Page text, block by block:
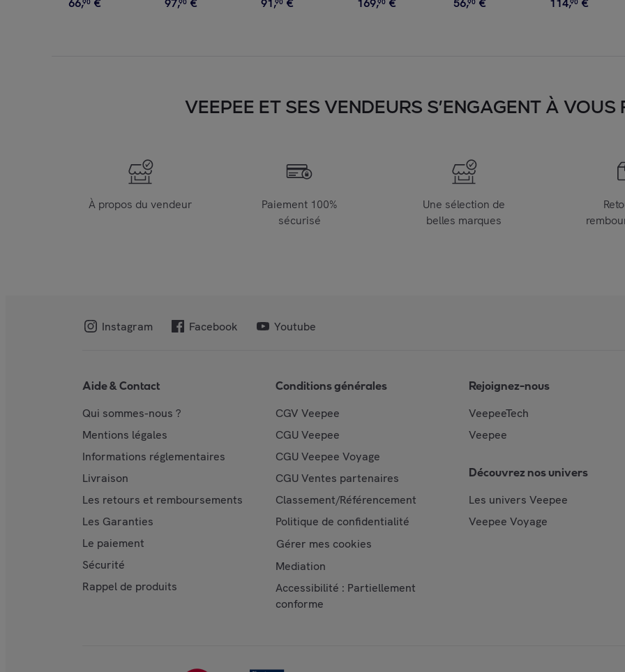
66, €
97, €
91, €
169, €
56, €
114, €
VEEPEE ET SES VENDEURS S’ENGAGENT À VOUS
À propos du vendeur
Paiement 100%
sécurisé
Une sélection de
belles marques
Instagram Facebook Youtube
Aide & Contact
Qui sommes-nous ?
Mentions légales
Informations réglementaires
Livraison
Les retours et remboursements
Les Garanties
Le paiement
Sécurité
Rappel de produits
Conditions générales
CGV Veepee
CGU Veepee
CGU Veepee Voyage
CGU Ventes partenaires
Classement/Référencement
Politique de confidentialité
Gérer mes cookies
Mediation
Accessibilité : Partiellement
conforme
Rejoignez-nous
VeepeeTech
Veepee
Découvrez nos univers
Les univers Veepee
Veepee Voyage